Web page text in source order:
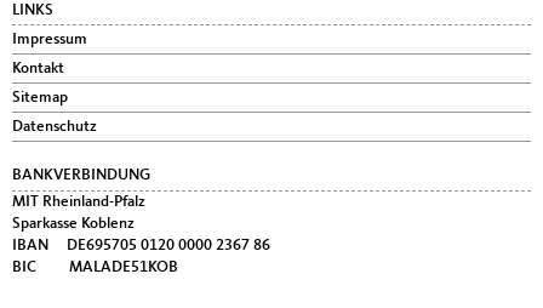
LINKS
Impressum
Kontakt
Sitemap
Datenschutz
BANKVERBINDUNG
MIT Rheinland-Pfalz
Sparkasse Koblenz
IBAN DE695705 0120 0000 2367 86
BIC MALADE51KOB